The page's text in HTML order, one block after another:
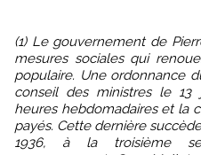
(1) Le gouvernement de
mesures sociales qui
populaire. Une ordonnance
conseil des ministres le 13
heures hebdomadaires et la
payés. Cette dernière
1936, à la troisième